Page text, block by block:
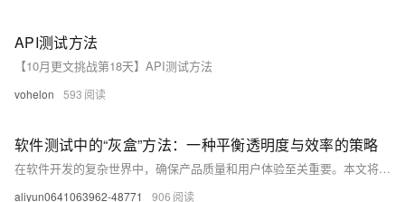
API测试方法
【10月更文挑战第18天】API测试方法
vohelon 593
软件测试中的“灰盒”方法：一种平衡透明度与效率的策略
在软件开发的复杂世界中，确保产品质量和用户体验至关重要。本文将探讨一种被称为“灰盒测试”的方法，它结合了白盒和黑盒测试的优点，旨在提高测试效率同时保持一定程度的透明度。我们将通过具体案例分析，展示灰盒测试如何在实际工作中发挥作用，并讨论其对现代软件开发流程的影响。
aliyun0641063962-48771 906